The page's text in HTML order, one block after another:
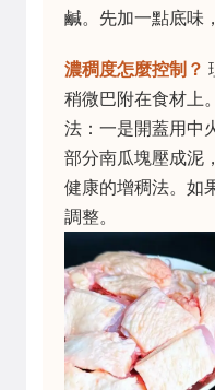
鹹。先加一點底味
濃稠度怎麼控制？
稍微巴附在食材上
法：一是開蓋用中
部分南瓜塊壓成泥
健康的增稠法。如
調整。